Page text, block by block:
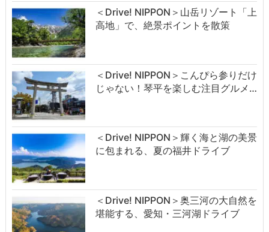
＜Drive! NIPPON＞山岳リゾート「上
高地」で、絶景ポイントを散策
＜Drive! NIPPON＞こんぴら参りだけ
じゃない！琴平を楽しむ注目グルメ…
＜Drive! NIPPON＞輝く海と湖の美景
に包まれる、夏の福井ドライブ
＜Drive! NIPPON＞奥三河の大自然を
堪能する、愛知・三河湖ドライブ